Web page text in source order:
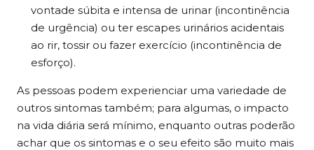
vontade súbita e intensa de urinar (incontinência
de urgência) ou ter escapes urinários acidentais
ao rir, tossir ou fazer exercício (incontinência de
esforço).
As pessoas podem experienciar uma variedade de
outros sintomas também; para algumas, o impacto
na vida diária será mínimo, enquanto outras poderão
achar que os sintomas e o seu efeito são muito mais